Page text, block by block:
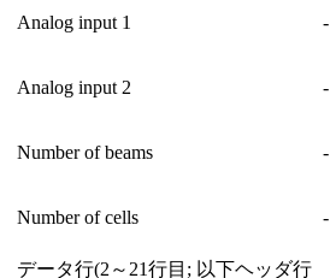
Analog input 1 -
Analog input 2 -
Number of beams -
Number of cells -
データ行(2～21行目; 以下ヘッダ行